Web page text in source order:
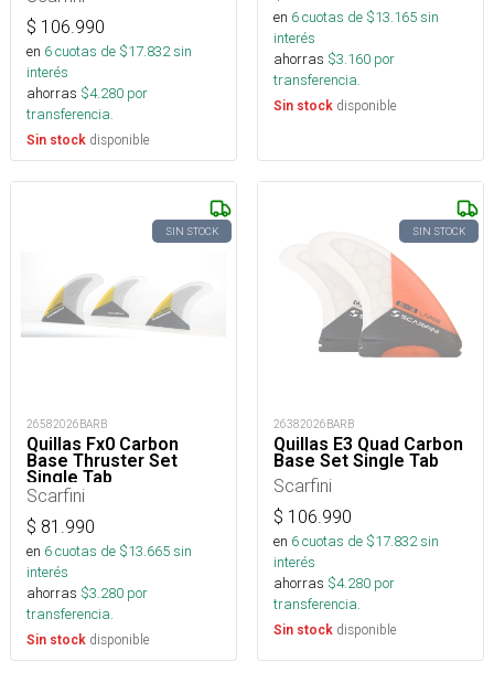
$ 106.990
en 6cuotas de $17.832sin
interés
ahorras $4.280 por
transferencia.
Sin stock disponible
en 6cuotas de $13.165sin
interés
ahorras $3.160 por
transferencia.
Sin stock disponible
SIN STOCK
26582026BARB
Quillas Fx0 Carbon
Base Thruster Set
Single Tab
Scarfini
$ 81.990
en 6cuotas de $13.665sin
interés
ahorras $3.280 por
transferencia.
Sin stock disponible
SIN STOCK
26382026BARB
Quillas E3 Quad Carbon
Base Set Single Tab
Scarfini
$ 106.990
en 6cuotas de $17.832sin
interés
ahorras $4.280 por
transferencia.
Sin stock disponible